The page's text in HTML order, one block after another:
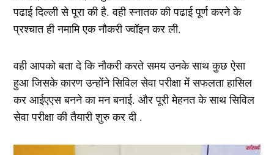
पढाई दिल्ली से पूरा की है. वही स्नातक की पढाई पूर्ण करने के
प्रश्चात ही नमामि एक नौकरी ज्वॉइन कर ली.
वही आपको बता दे कि नौकरी करते समय उनके साथ कुछ ऐसा
हुआ जिसके कारण उन्होंने सिविल सेवा परीक्षा में सफलता हासिल
कर आईएएस बनने का मन बनाई. और पूरी मेहनत के साथ सिविल
सेवा परीक्षा की तैयारी शुरु कर दी .